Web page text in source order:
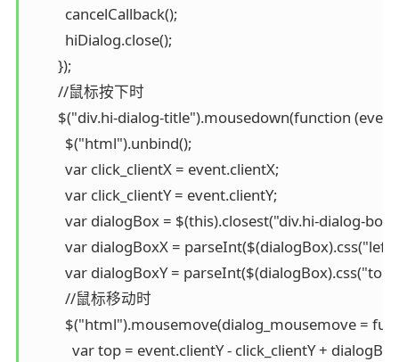
          cancelCallback();
          hiDialog.close();
        });
        //鼠标按下时
$("div.hi-dialog-title").mousedown(function
          $("html").unbind();
          var click_clientX = event.clientX;
          var click_clientY = event.clientY;
var dialogBox = $(this).closest("div.hi-dialog-
var dialogBoxX =
var dialogBoxY =
          //鼠标移动时
$("html").mousemove(dialog_mousemove =
var top = event.clientY - click_clientY +